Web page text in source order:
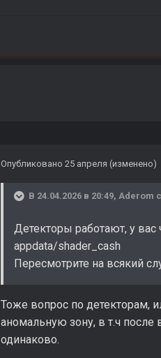
Опубликовано 25 апреля (изменено)
В 24.04.2026 в 20:49, Aderom
Детекторы работают, у
appdata/shader_cash
Пересмотрите на всякий
Тоже вопрос по детекторам,
аномальную зону, в т.ч после
одинаково.